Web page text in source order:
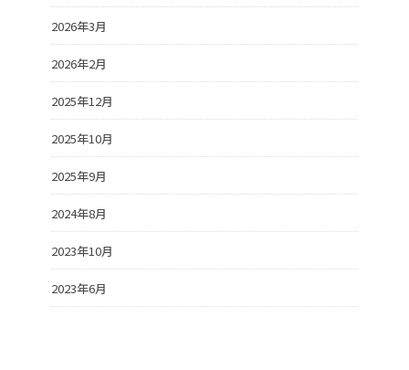
2026年3月
2026年2月
2025年12月
2025年10月
2025年9月
2024年8月
2023年10月
2023年6月